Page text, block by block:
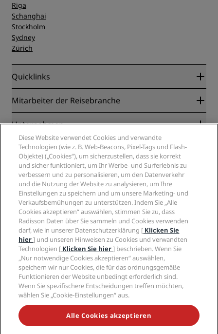
Riga
Schanghai
Stockholm
Sydney
Zürich
Quicklinks
Radisson Rewards
Blog
Neue und aufstrebende Hotels
Radisson Hotels APP
„Sports Approved“-Hotels
Familienfreundliche Hotels
Gesundheit & Sicherheit
Mitarbeiter der Reisebranche
Partner
Reisebüros
Unternehmen
Radisson Hotel Group
Medien
Karriere RHG
Karriere PPHE
Karrieren EHL
The Club by RHG
Entwicklungsmöglichkeiten
Responsible Business – Unser Engagement
Einkauf
Rechtliches
Privacy Centre
Rechtliche Hinweise
Radisson Rewards Geschäftsbedingungen
Website-Nutzungsvereinbarung
Digitale Barrierefreiheit
Moderne Sklaverei – Erklärung
Hilfe
Verbrauchermeldungen
Kontakt
FAQ
Inhaltsübersicht
Soziale Medien
Marken von Radisson Hotels
VERPASSEN SIE NIEMALS UNSERE BELIEBTESTEN
ANGEBOTE
Diese Website verwendet Cookies und verwandte
Technologien (wie z. B. Web-Beacons, Pixel-Tags und Flash-
Objekte) („Cookies“), um sicherzustellen, dass sie korrekt
und sicher funktioniert, um Ihr Werbe- und Surferlebnis zu
verbessern und zu personalisieren, um den Datenverkehr
und die Nutzung der Website zu analysieren, um Ihre
Einstellungen zu speichern und um unsere Marketing- und
Verkaufsbemühungen zu unterstützen. Indem Sie „Alle
Cookies akzeptieren“ auswählen, stimmen Sie zu, dass
Radisson Daten über Sie sammeln und Cookies verwenden
darf, wie in unserer Datenschutzerklärung [ Klicken Sie
hier] und unseren Hinweisen zu Cookies und verwandten
Technologien [ Klicken Sie hier] beschrieben. Wenn Sie
„Nur notwendige Cookies akzeptieren“ auswählen,
speichern wir nur Cookies, die für das ordnungsgemäße
Funktionieren der Website unbedingt erforderlich sind.
Wenn Sie spezifischere Entscheidungen treffen möchten,
wählen Sie „Cookie-Einstellungen“ aus.
Alle Cookies akzeptieren